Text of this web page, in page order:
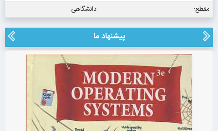
مقطع:
دانشگاهی
پیشنهاد ما